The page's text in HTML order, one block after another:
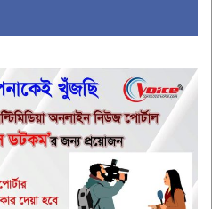
আওয়ামী লীগের উঁকিঝুঁকিকে গুরুত্ব
দিচ্ছেনা সরকার: স্বরাষ্ট্রমন্ত্রী
সৈকতে পানিতে ডুবে শিক্ষার্থীর মৃত্যু